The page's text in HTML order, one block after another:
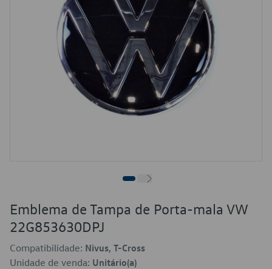
Emblema de Tampa de Porta-mala VW
22G853630DPJ
Compatibilidade: Nivus, T-Cross
Unidade de venda: Unitário(a)